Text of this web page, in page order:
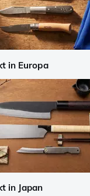
in Europa
in Japan